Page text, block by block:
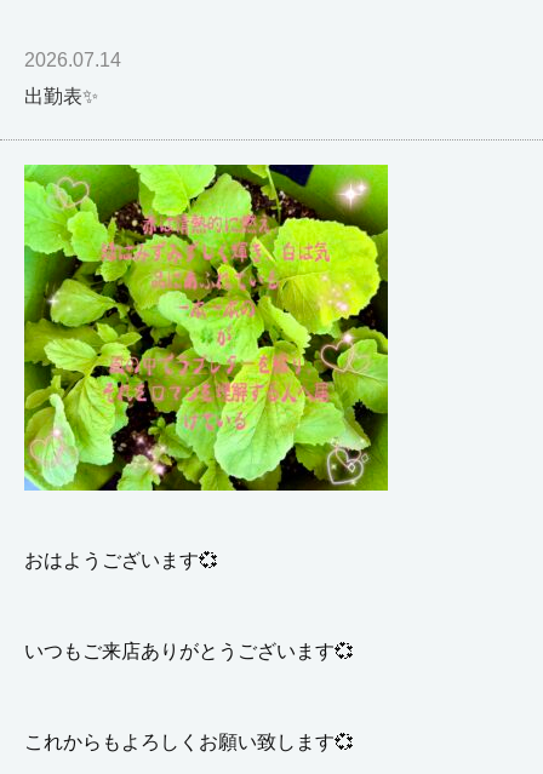
2026.07.14
出勤表✨
おはようございます💞
いつもご来店ありがとうございます💞
これからもよろしくお願い致します💞